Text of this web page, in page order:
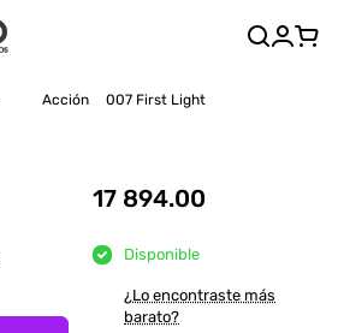
Acción 007 First Light
17 894.00
Disponible
¿Lo encontraste más
barato?